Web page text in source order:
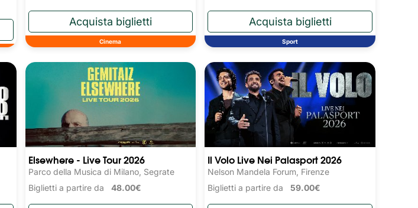
Cinema Sport
Elsewhere - Live Tour 2026
Parco della Musica di Milano, Segrate
Biglietti a partire da 48.00€
Il Volo Live Nei Palasport 2026
Nelson Mandela Forum, Firenze
Biglietti a partire da59.00€